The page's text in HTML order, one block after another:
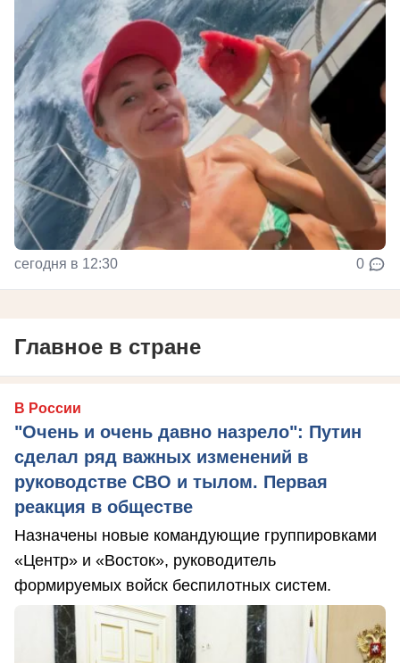
сегодня в 12:30 0
Главное в стране
В России
"Очень и очень давно назрело": Путин
сделал ряд важных изменений в
руководстве СВО и тылом. Первая
реакция в обществе
Назначены новые командующие группировками
«Центр» и «Восток», руководитель
формируемых войск беспилотных систем.